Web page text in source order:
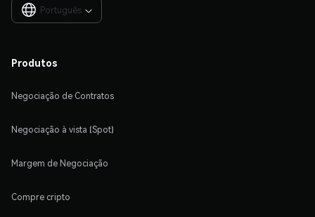
Português 
Produtos
Negociação de Contratos
Negociação à vista (Spot)
Margem de Negociação
Compre cripto